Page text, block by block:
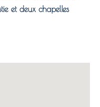
et deux chapelles